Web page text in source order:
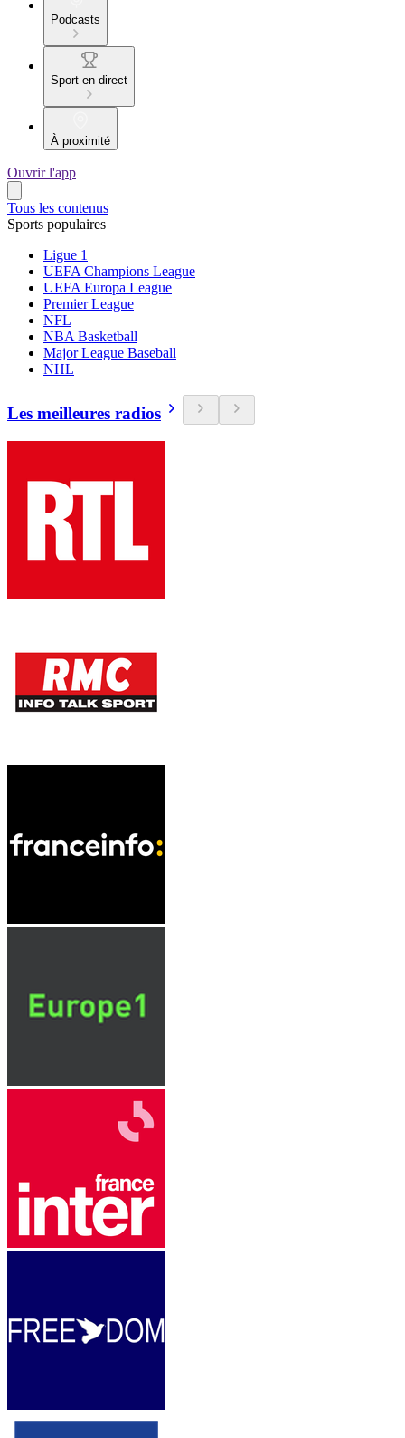
Podcasts
Sport en direct
À proximité
Ouvrir l'app
Tous les contenus
Sports populaires
Ligue 1
UEFA Champions League
UEFA Europa League
Premier League
NFL
NBA Basketball
Major League Baseball
NHL
Les meilleures radios